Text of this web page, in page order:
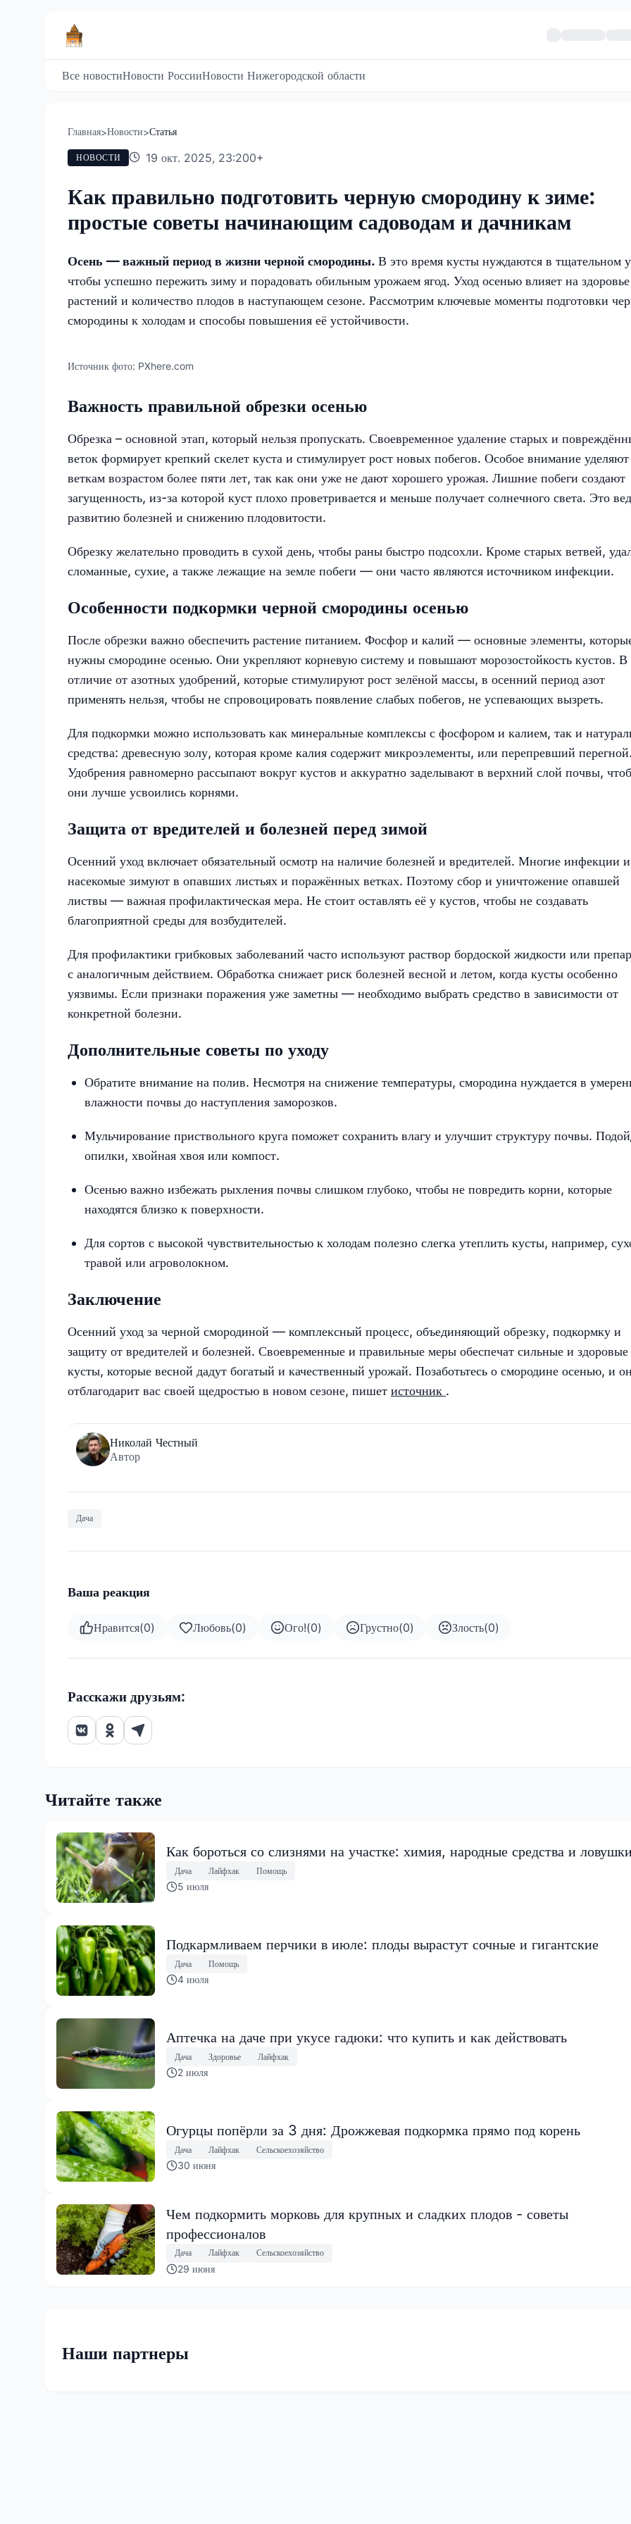
Все новостиНовости РоссииНовости Нижегородской области
Главная>Новости>Статья
НОВОСТИ 19 окт. 2025, 23:200+
Как правильно подготовить черную смородину к зиме:
простые советы начинающим садоводам и дачникам
Осень — важный период в жизни черной смородины. В это время кусты нуждаются в тщательном
чтобы успешно пережить зиму и порадовать обильным урожаем ягод. Уход осенью влияет на здоровье
растений и количество плодов в наступающем сезоне. Рассмотрим ключевые моменты подготовки
смородины к холодам и способы повышения её устойчивости.
Источник фото: PXhere.com
Важность правильной обрезки осенью
Обрезка – основной этап, который нельзя пропускать. Своевременное удаление старых и
веток формирует крепкий скелет куста и стимулирует рост новых побегов. Особое внимание уделяют
веткам возрастом более пяти лет, так как они уже не дают хорошего урожая. Лишние побеги создают
загущенность, из-за которой куст плохо проветривается и меньше получает солнечного света. Это
развитию болезней и снижению плодовитости.
Обрезку желательно проводить в сухой день, чтобы раны быстро подсохли. Кроме старых ветвей,
сломанные, сухие, а также лежащие на земле побеги — они часто являются источником инфекции.
Особенности подкормки черной смородины осенью
После обрезки важно обеспечить растение питанием. Фосфор и калий — основные элементы,
нужны смородине осенью. Они укрепляют корневую систему и повышают морозостойкость кустов. В
отличие от азотных удобрений, которые стимулируют рост зелёной массы, в осенний период азот
применять нельзя, чтобы не спровоцировать появление слабых побегов, не успевающих вызреть.
Для подкормки можно использовать как минеральные комплексы с фосфором и калием, так и
средства: древесную золу, которая кроме калия содержит микроэлементы, или перепревший
Удобрения равномерно рассыпают вокруг кустов и аккуратно заделывают в верхний слой почвы,
они лучше усвоились корнями.
Защита от вредителей и болезней перед зимой
Осенний уход включает обязательный осмотр на наличие болезней и вредителей. Многие инфекции и
насекомые зимуют в опавших листьях и поражённых ветках. Поэтому сбор и уничтожение опавшей
листвы — важная профилактическая мера. Не стоит оставлять её у кустов, чтобы не создавать
благоприятной среды для возбудителей.
Для профилактики грибковых заболеваний часто используют раствор бордоской жидкости или
с аналогичным действием. Обработка снижает риск болезней весной и летом, когда кусты особенно
уязвимы. Если признаки поражения уже заметны — необходимо выбрать средство в зависимости от
конкретной болезни.
Дополнительные советы по уходу
Обратите внимание на полив. Несмотря на снижение температуры, смородина нуждается в
влажности почвы до наступления заморозков.
Мульчирование приствольного круга поможет сохранить влагу и улучшит структуру почвы.
опилки, хвойная хвоя или компост.
Осенью важно избежать рыхления почвы слишком глубоко, чтобы не повредить корни, которые
находятся близко к поверхности.
Для сортов с высокой чувствительностью к холодам полезно слегка утеплить кусты, например,
травой или агроволокном.
Заключение
Осенний уход за черной смородиной — комплексный процесс, объединяющий обрезку, подкормку и
защиту от вредителей и болезней. Своевременные и правильные меры обеспечат сильные и здоровые
кусты, которые весной дадут богатый и качественный урожай. Позаботьтесь о смородине осенью, и
отблагодарит вас своей щедростью в новом сезоне, пишет источник .
Николай Честный
Автор
Дача
Ваша реакция
Нравится(0) Любовь(0) Ого!(0) Грустно(0) Злость(0)
Расскажи друзьям:
Читайте также
Как бороться со слизнями на участке: химия, народные средства и
Дача Лайфхак Помощь
5 июля
Подкармливаем перчики в июле: плоды вырастут сочные и гигантские
Дача Помощь
4 июля
Аптечка на даче при укусе гадюки: что купить и как действовать
Дача Здоровье Лайфхак
2 июля
Огурцы попёрли за 3 дня: Дрожжевая подкормка прямо под корень
Дача Лайфхак Сельскоехозяйство
30 июня
Чем подкормить морковь для крупных и сладких плодов - советы
профессионалов
Дача Лайфхак Сельскоехозяйство
29 июня
Наши партнеры